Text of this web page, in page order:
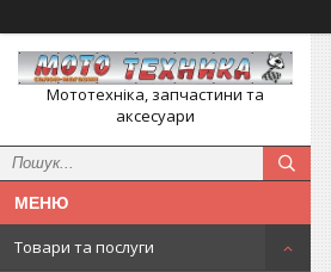
Мототехніка, запчастини та
аксесуари
Товари та послуги